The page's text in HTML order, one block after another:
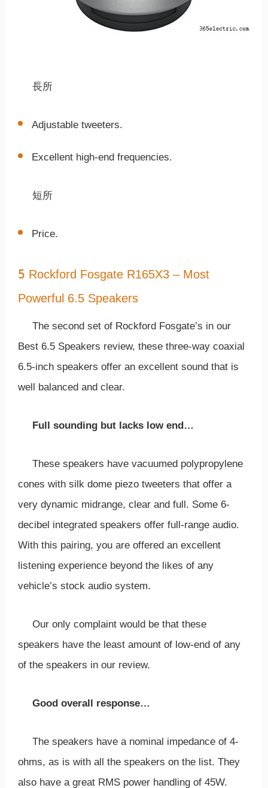
長所
Adjustable tweeters.
Excellent high-end frequencies.
短所
Price.
5 Rockford Fosgate R165X3 – Most
Powerful 6.5 Speakers
The second set of Rockford Fosgate’s in our
Best 6.5 Speakers review, these three-way coaxial
6.5-inch speakers offer an excellent sound that is
well balanced and clear.
Full sounding but lacks low end…
These speakers have vacuumed polypropylene
cones with silk dome piezo tweeters that offer a
very dynamic midrange, clear and full. Some 6-
decibel integrated speakers offer full-range audio.
With this pairing, you are offered an excellent
listening experience beyond the likes of any
vehicle’s stock audio system.
Our only complaint would be that these
speakers have the least amount of low-end of any
of the speakers in our review.
Good overall response…
The speakers have a nominal impedance of 4-
ohms, as is with all the speakers on the list. They
also have a great RMS power handling of 45W.